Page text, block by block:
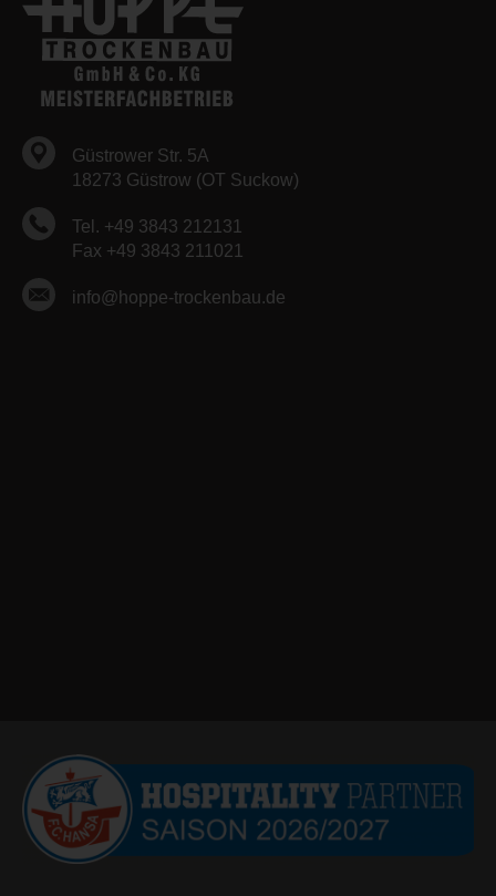
Güstrower Str. 5A
18273 Güstrow (OT Suckow)
Tel. +49 3843 212131
Fax +49 3843 211021
info@hoppe-trockenbau.de